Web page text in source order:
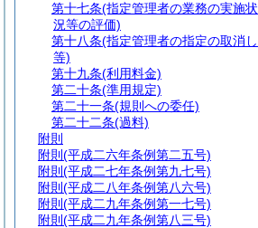
第十七条(指定管理者の業務の実施状
況等の評価)
第十八条(指定管理者の指定の取消し
等)
第十九条(利用料金)
第二十条(準用規定)
第二十一条(規則への委任)
第二十二条(過料)
附則
附則 (平成二六年条例第二五号)
附則 (平成二七年条例第九七号)
附則 (平成二八年条例第八六号)
附則 (平成二九年条例第一七号)
附則 (平成二九年条例第八三号)